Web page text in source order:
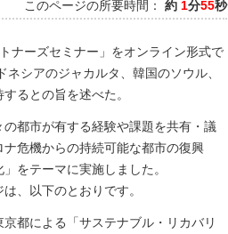
このページの所要時間： 約 1分55秒
ナーズセミナー」をオンライン形式で
シアのジャカルタ、韓国のソウル、
るとの旨を述べた。
都市が有する経験や課題を共有・議
危機からの持続可能な都市の復興
をテーマに実施しました。
、以下のとおりです。
都による「サステナブル・リカバリ